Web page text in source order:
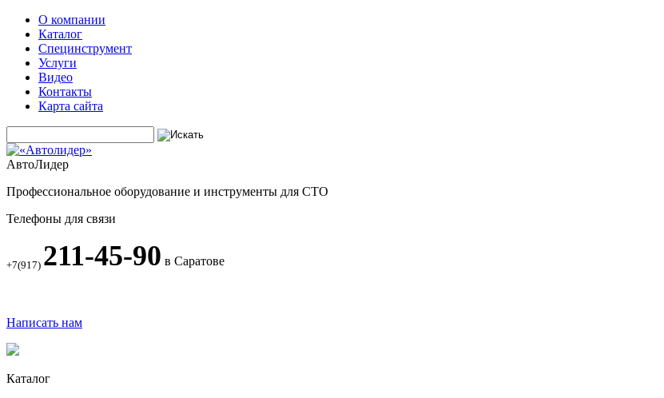
О компании
Каталог
Специнструмент
Услуги
Видео
Контакты
Карта сайта
АвтоЛидер
Профессиональное оборудование и инструменты для СТО
Телефоны для связи
+7(917) 211-45-90 в Саратове
Написать нам
Каталог